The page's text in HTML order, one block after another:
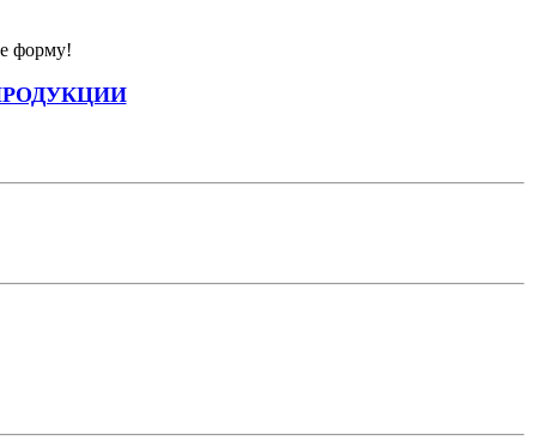
форму!